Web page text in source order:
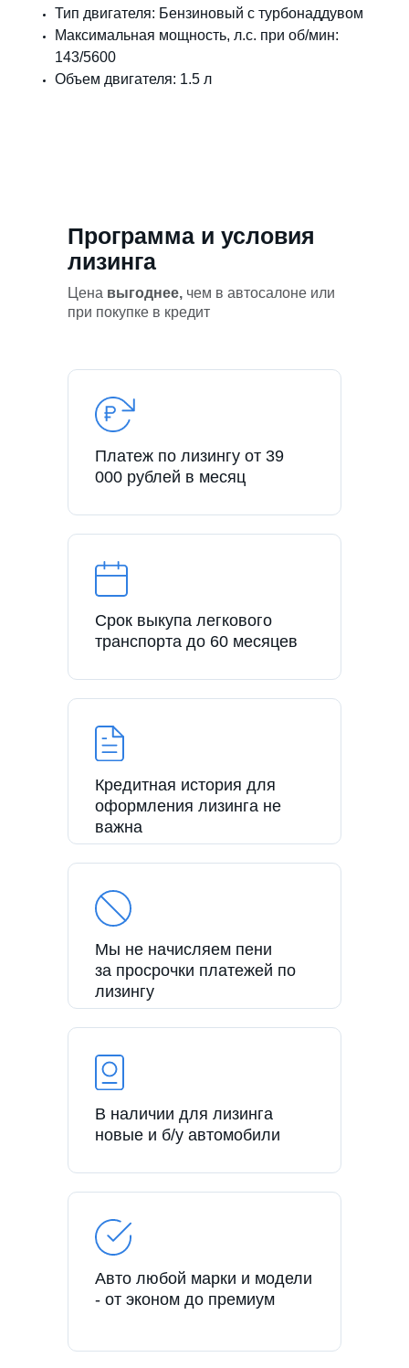
Тип двигателя: Бензиновый с турбонаддувом
Максимальная мощность, л.с. при об/мин:
143/5600
Объем двигателя: 1.5 л
Программа и условия
лизинга
Цена выгоднее, чем в автосалоне или
при покупке в кредит
Платеж по лизингу от 39
000 рублей в месяц
Срок выкупа легкового
транспорта до 60 месяцев
Кредитная история для
оформления лизинга не
важна
Мы не начисляем пени
за просрочки платежей по
лизингу
В наличии для лизинга
новые и б/у автомобили
Авто любой марки и модели
- от эконом до премиум